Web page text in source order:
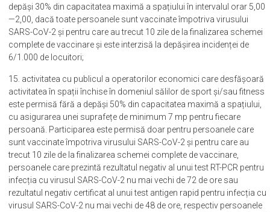
depăși 30% din capacitatea maximă a spațiului în intervalul orar 5,00
—2,00, dacă toate persoanele sunt vaccinate împotriva virusului
SARS-CoV-2 și pentru care au trecut 10 zile de la finalizarea schemei
complete de vaccinare și este interzisă la depășirea incidenței de
6/1.000 de locuitori;
15. activitatea cu publicul a operatorilor economici care desfășoară
activitatea în spații închise în domeniul sălilor de sport și/sau fitness
este permisă fără a depăși 50% din capacitatea maximă a spațiului,
cu asigurarea unei suprafețe de minimum 7 mp pentru fiecare
persoană. Participarea este permisă doar pentru persoanele care
sunt vaccinate împotriva virusului SARS-CoV-2 și pentru care au
trecut 10 zile de la finalizarea schemei complete de vaccinare,
persoanele care prezintă rezultatul negativ al unui test RT-PCR pentru
infecția cu virusul SARS-CoV-2 nu mai vechi de 72 de ore sau
rezultatul negativ certificat al unui test antigen rapid pentru infecția cu
virusul SARS-CoV-2 nu mai vechi de 48 de ore, respectiv persoanele